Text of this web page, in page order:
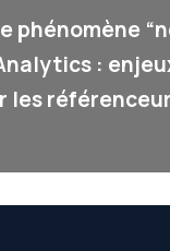
phénomène
:
les